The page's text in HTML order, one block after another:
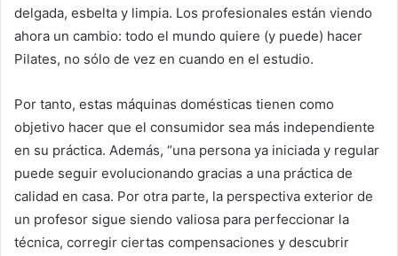
delgada, esbelta y limpia. Los profesionales están viendo
ahora un cambio: todo el mundo quiere (y puede) hacer
Pilates, no sólo de vez en cuando en el estudio.
Por tanto, estas máquinas domésticas tienen como
objetivo hacer que el consumidor sea más independiente
en su práctica. Además, “una persona ya iniciada y regular
puede seguir evolucionando gracias a una práctica de
calidad en casa. Por otra parte, la perspectiva exterior de
un profesor sigue siendo valiosa para perfeccionar la
técnica, corregir ciertas compensaciones y descubrir